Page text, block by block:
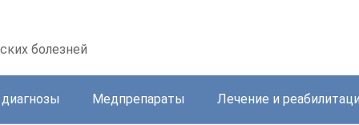
болезней
Медпрепараты Лечение и